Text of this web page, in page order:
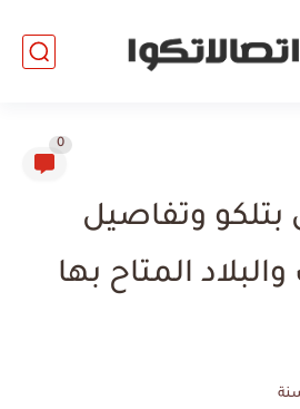
0
بتلكو وتفاصيل
المتاح بها